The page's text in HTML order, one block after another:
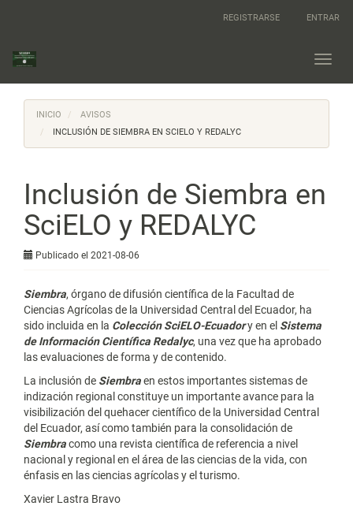
principal
Barra
lateral
REGISTRARSE ENTRAR
INICIO
AVISOS
INCLUSIÓN DE SIEMBRA EN SCIELO Y REDALYC
Inclusión de Siembra en
SciELO y REDALYC
Publicado el 2021-08-06
Siembra, órgano de difusión científica de la Facultad de
Ciencias Agrícolas de la Universidad Central del Ecuador, ha
sido incluida en la Colección SciELO-Ecuadory en el Sistema
de Información Científica Redalyc, una vez que ha aprobado
las evaluaciones de forma y de contenido.
La inclusión de Siembraen estos importantes sistemas de
indización regional constituye un importante avance para la
visibilización del quehacer científico de la Universidad Central
del Ecuador, así como también para la consolidación de
Siembracomo una revista científica de referencia a nivel
nacional y regional en el área de las ciencias de la vida, con
énfasis en las ciencias agrícolas y el turismo.
Xavier Lastra Bravo